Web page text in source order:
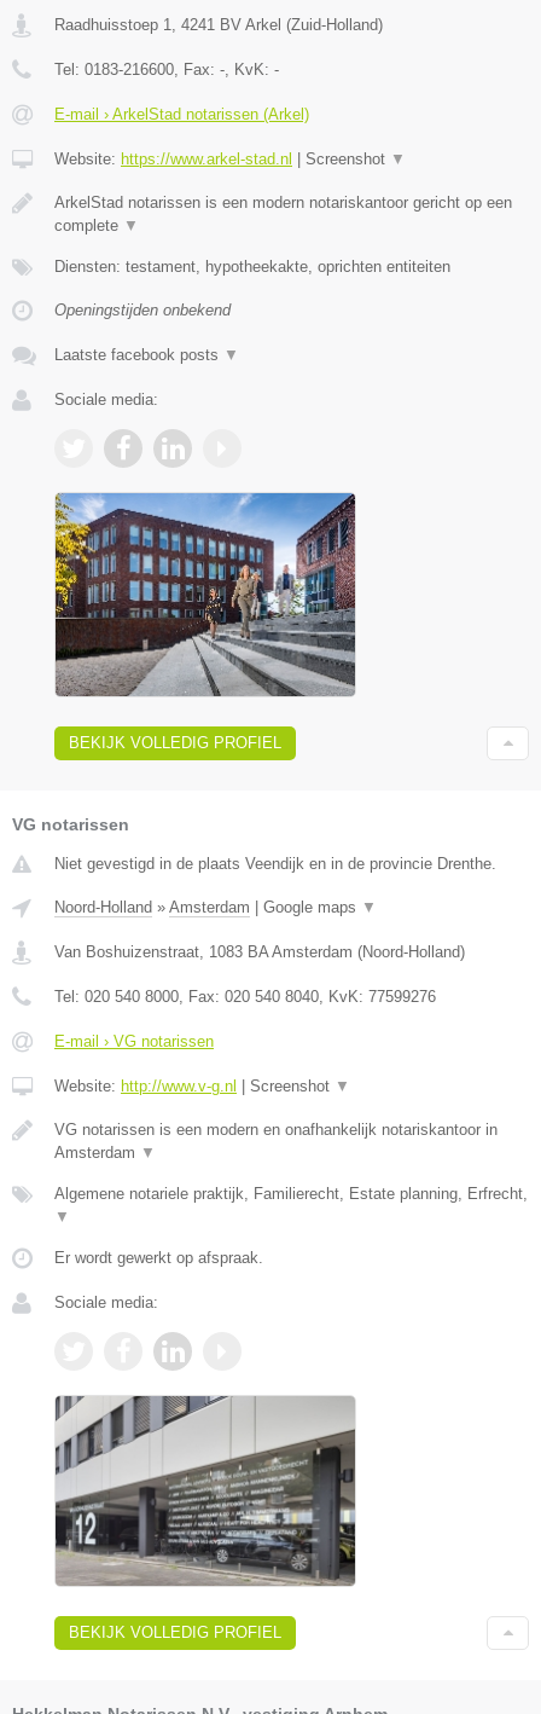
Raadhuisstoep 1 4241 BV Arkel (Zuid-Holland)
Tel: 0183-216600 , Fax: - , KvK: -
E-mail › ArkelStad notarissen (Arkel)
Website: https://www.arkel-stad.nl | Screenshot ▼
ArkelStad notarissen is een modern notariskantoor gericht op een
complete ▼
Diensten: testament, hypotheekakte, oprichten entiteiten
Openingstijden onbekend
Laatste facebook posts ▼
Sociale media:
BEKIJK VOLLEDIG PROFIEL
VG notarissen
Niet gevestigd in de plaats Veendijk en in de provincie Drenthe.
Noord-Holland » Amsterdam Google maps ▼
Van Boshuizenstraat, 1083 BA Amsterdam (Noord-Holland)
Tel: 020 540 8000, Fax: 020 540 8040, KvK: 77599276
E-mail › VG notarissen
Website: http://www.v-g.nl Screenshot ▼
VG notarissen is een modern en onafhankelijk notariskantoor in
Amsterdam ▼
Algemene notariele praktijk, Familierecht, Estate planning, Erfrecht,
▼
Er wordt gewerkt op afspraak.
Sociale media:
BEKIJK VOLLEDIG PROFIEL